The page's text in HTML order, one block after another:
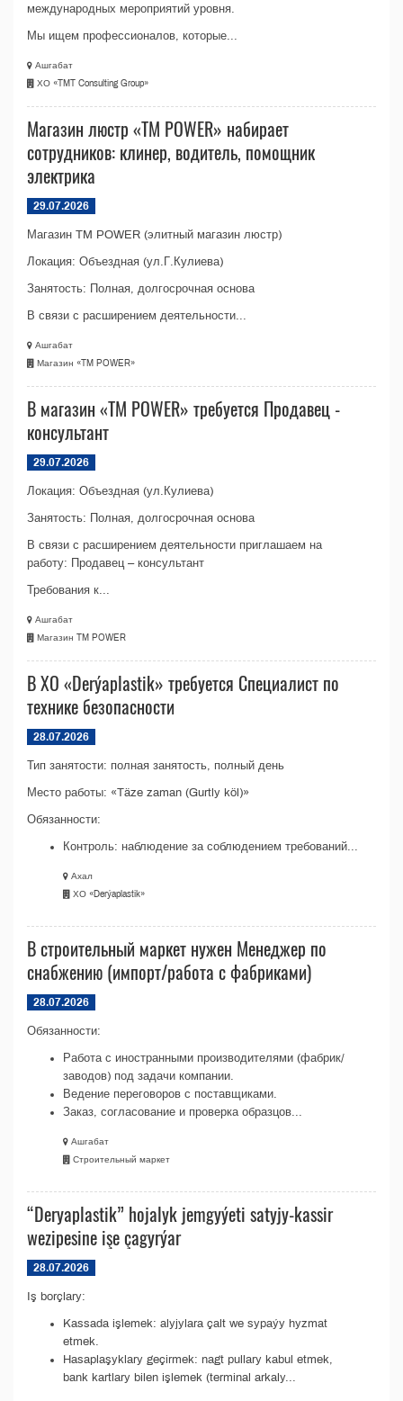
международных мероприятий уровня.
Мы ищем профессионалов, которые...
Ашгабат
ХО «TMT Consulting Group»
Магазин люстр «TM POWER» набирает
сотрудников: клинер, водитель, помощник
электрика
29.07.2026
Магазин TM POWER (элитный магазин люстр)
Локация: Объездная (ул.Г.Кулиева)
Занятость: Полная, долгосрочная основа
В связи с расширением деятельности...
Ашгабат
Магазин «TM POWER»
В магазин «TM POWER» требуется Продавец -
консультант
29.07.2026
Локация: Объездная (ул.Кулиева)
Занятость: Полная, долгосрочная основа
В связи с расширением деятельности приглашаем на
работу: Продавец – консультант
Требования к...
Ашгабат
Магазин TM POWER
В ХО «Derýaplastik» требуется Специалист по
технике безопасности
28.07.2026
Тип занятости: полная занятость, полный день
Место работы: «Täze zaman (Gurtly köl)»
Обязанности:
Контроль: наблюдение за соблюдением требований...
Ахал
ХО «Derýaplastik»
В строительный маркет нужен Менеджер по
снабжению (импорт/работа с фабриками)
28.07.2026
Обязанности:
Работа с иностранными производителями (фабрик/
заводов) под задачи компании.
Ведение переговоров с поставщиками.
Заказ, согласование и проверка образцов...
Ашгабат
Строительный маркет
“Deryaplastik” hojalyk jemgyýeti satyjy-kassir
wezipesine işe çagyrýar
28.07.2026
Iş borçlary:
Kassada işlemek: alyjylara çalt we sypaýy hyzmat
etmek.
Hasaplaşyklary geçirmek: nagt pullary kabul etmek,
bank kartlary bilen işlemek (terminal arkaly...